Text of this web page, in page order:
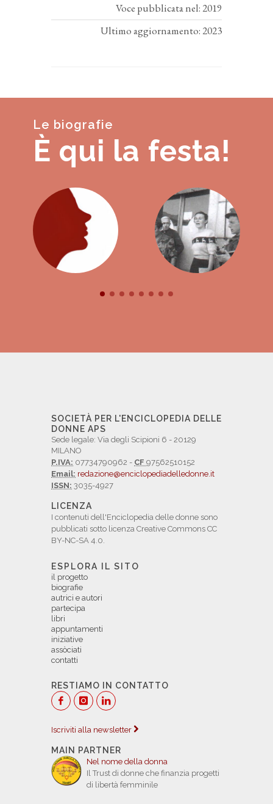
Voce pubblicata nel: 2019
Ultimo aggiornamento: 2023
Le biografie
È qui la festa!
SOCIETÀ PER L'ENCICLOPEDIA DELLE
DONNE APS
Sede legale: Via degli Scipioni 6 - 20129
MILANO
P.IVA: 07734790962 - CF 97562510152
Email: redazione@enciclopediadelledonne.it
ISSN: 3035-4927
LICENZA
I contenuti dell'Enciclopedia delle donne sono
pubblicati sotto licenza Creative Commons CC
BY-NC-SA 4.0.
ESPLORA IL SITO
il progetto
biografie
autrici e autori
partecipa
libri
appuntamenti
iniziative
assòciati
contatti
RESTIAMO IN CONTATTO
Iscriviti alla newsletter
MAIN PARTNER
Nel nome della donna
Il Trust di donne che finanzia progetti
di libertà femminile